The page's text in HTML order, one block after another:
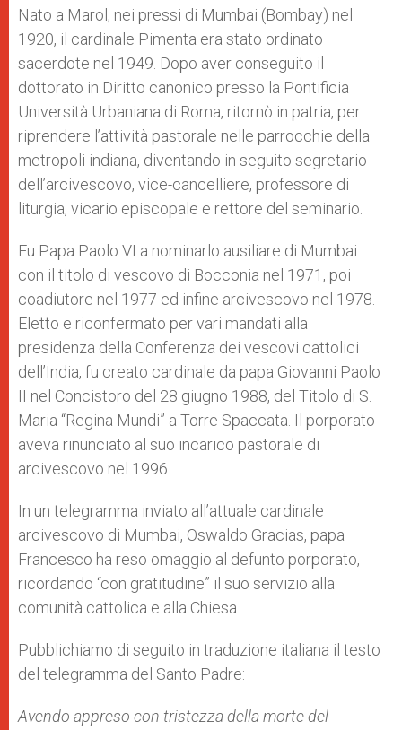
p
p
g
e
r
o
k
r
Nato a Marol, nei pressi di Mumbai (Bombay) nel
1920, il cardinale Pimenta era stato ordinato
sacerdote nel 1949. Dopo aver conseguito il
dottorato in Diritto canonico presso la Pontificia
Università Urbaniana di Roma, ritornò in patria, per
riprendere l’attività pastorale nelle parrocchie della
metropoli indiana, diventando in seguito segretario
dell’arcivescovo, vice-cancelliere, professore di
liturgia, vicario episcopale e rettore del seminario.
Fu Papa Paolo VI a nominarlo ausiliare di Mumbai
con il titolo di vescovo di Bocconia nel 1971, poi
coadiutore nel 1977 ed infine arcivescovo nel 1978.
Eletto e riconfermato per vari mandati alla
presidenza della Conferenza dei vescovi cattolici
dell’India, fu creato cardinale da papa Giovanni Paolo
II nel Concistoro del 28 giugno 1988, del Titolo di S.
Maria “Regina Mundi” a Torre Spaccata. Il porporato
aveva rinunciato al suo incarico pastorale di
arcivescovo nel 1996.
In un telegramma inviato all’attuale cardinale
arcivescovo di Mumbai, Oswaldo Gracias, papa
Francesco ha reso omaggio al defunto porporato,
ricordando “con gratitudine” il suo servizio alla
comunità cattolica e alla Chiesa.
Pubblichiamo di seguito in traduzione italiana il testo
del telegramma del Santo Padre:
Avendo appreso con tristezza della morte del